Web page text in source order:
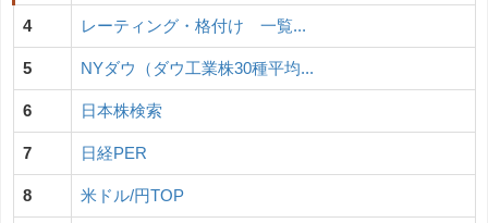
4 レーティング・格付け 一覧...
5 NYダウ（ダウ工業株30種平均...
6 日本株検索
7 日経PER
8 米ドル/円TOP